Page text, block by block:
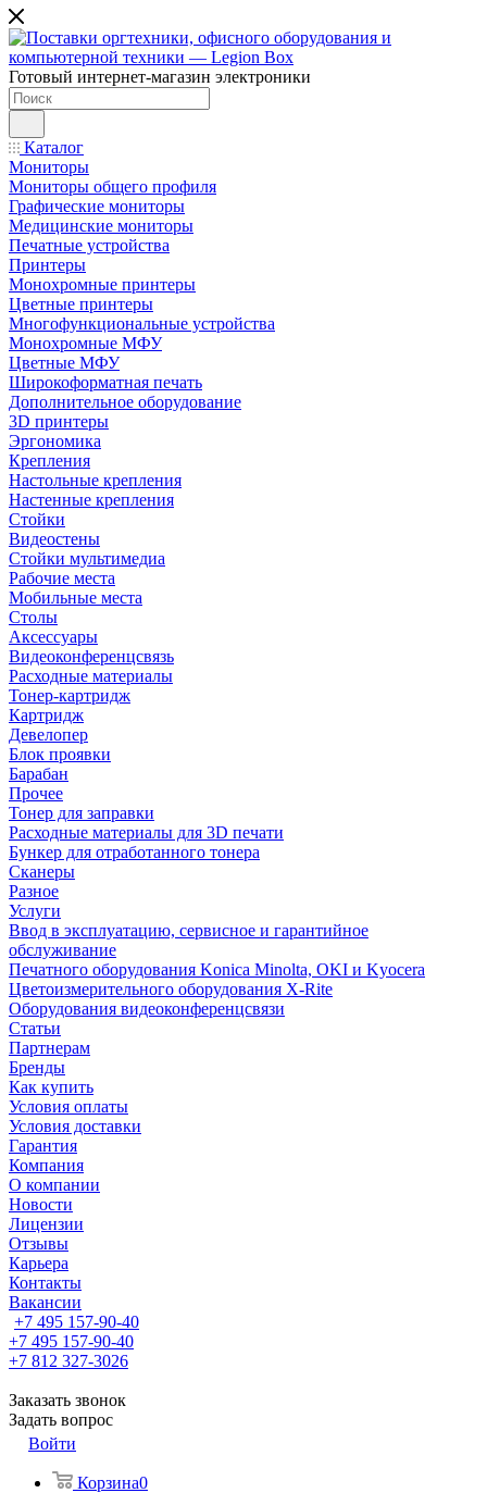
Готовый интернет-магазин электроники
Каталог
Мониторы
Мониторы общего профиля
Графические мониторы
Медицинские мониторы
Печатные устройства
Принтеры
Моноxромныe принтеры
Цвeтныe принтеры
Многофункциональные устройства
Монохромные МФУ
Цветные МФУ
Широкоформатная печать
Дополнительное оборудование
3D принтеры
Эргономика
Крепления
Настольные крепления
Настенные крепления
Стойки
Видеостены
Стойки мультимедиа
Рабочие места
Мобильные места
Столы
Аксессуары
Видеоконференцсвязь
Расходные материалы
Тонер-картридж
Картридж
Девелопер
Блок проявки
Барабан
Прочее
Тонер для заправки
Расходные материалы для 3D печати
Бункер для отработанного тонера
Сканеры
Разное
Услуги
Ввод в эксплуатацию, сервисное и гарантийное
обслуживание
Печатного оборудования Konica Minolta, OKI и Kyocera
Цветоизмерительного оборудования X-Rite
Оборудования видеоконференцсвязи
Статьи
Партнерам
Бренды
Как купить
Условия оплаты
Условия доставки
Гарантия
Компания
О компании
Новости
Лицензии
Отзывы
Карьера
Контакты
Вакансии
+7 495 157-90-40
+7 495 157-90-40
+7 812 327-3026
Заказать звонок
Задать вопрос
Войти
Корзина0